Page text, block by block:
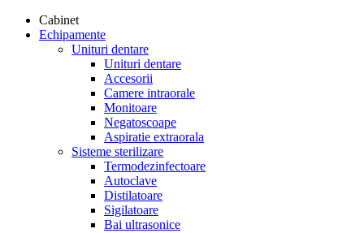
Cabinet
Echipamente
Unituri dentare
Unituri dentare
Accesorii
Camere intraorale
Monitoare
Negatoscoape
Aspiratie extraorala
Sisteme sterilizare
Termodezinfectoare
Autoclave
Distilatoare
Sigilatoare
Bai ultrasonice